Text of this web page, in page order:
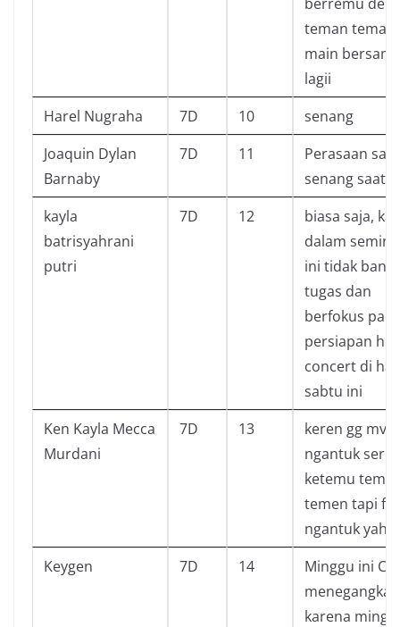
teman teman
main
lagii
Harel Nugraha
7D 10
senang
Joaquin Dylan
Barnaby
7D 11
Perasaan
senang saat
kayla
batrisyahrani
putri
7D 12
biasa saja,
dalam
ini tidak
tugas dan
berfokus
persiapan
concert di
sabtu ini
Ken Kayla Mecca
Murdani
7D 13
keren gg mvp
ngantuk seru
ketemu
temen tapi
ngantuk yah
Keygen
7D 14
Minggu ini
menegangkan
karena